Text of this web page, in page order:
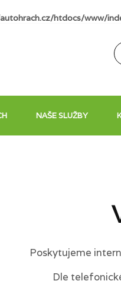
htdocs/www/
NAŠE SLUŽBY
Poskytujeme
Dle